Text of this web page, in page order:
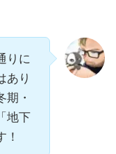
りに
あり
・
地下